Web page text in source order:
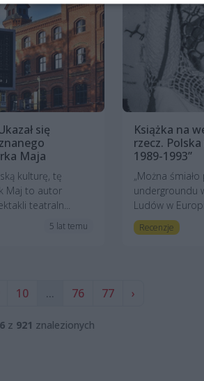
się
Maja
kulturę, tę
Maj to autor
teatraln...
5 lat temu
Książka na
rzecz.
1989-1993”
„Można
undergroundu
Ludów w
Recenzje
10 ... 76 77 ›
z 921 znalezionych